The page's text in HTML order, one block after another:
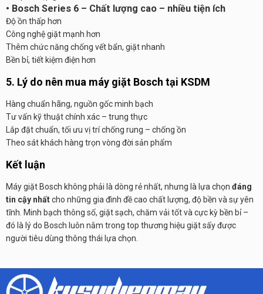
• Bosch Series 6 – Chất lượng cao – nhiều tiện ích
Độ ồn thấp hơn
Công nghệ giặt mạnh hơn
Thêm chức năng chống vết bẩn, giặt nhanh
Bền bỉ, tiết kiệm điện hơn
5. Lý do nên mua máy giặt Bosch tại KSDM
Hàng chuẩn hãng, nguồn gốc minh bạch
Tư vấn kỹ thuật chính xác – trung thực
Lắp đặt chuẩn, tối ưu vị trí chống rung – chống ồn
Theo sát khách hàng trọn vòng đời sản phẩm
Kết luận
Máy giặt Bosch không phải là dòng rẻ nhất, nhưng là lựa chọn đáng
tin cậy nhấtcho những gia đình đề cao chất lượng, độ bền và sự yên
tĩnh. Minh bạch thông số, giặt sạch, chăm vải tốt và cực kỳ bền bỉ –
đó là lý do Bosch luôn nằm trong top thương hiệu giặt sấy được
người tiêu dùng thông thái lựa chọn.